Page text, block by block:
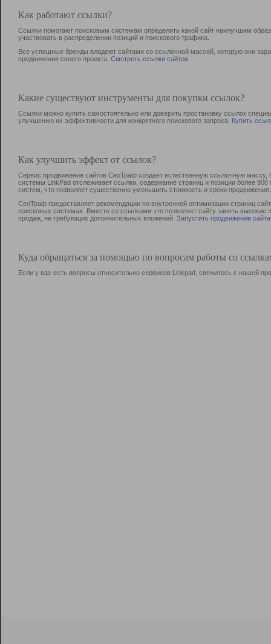
Как работают ссылки?
Ссылки помогают поисковым системам определить какой сайт наилучшим
участвовать в раcпределении позиций и поискового трафика.
Все успешные бренды владеют сайтами со ссылочной массой, которую они
продвижения своего проекта. Смотреть ссылки сайтов
Какие существуют инструменты для покупки ссылок?
Ссылки можно купить самостоятельно или доверить простановку ссылок
улучшению их эффективности для конкретного поискового запроса. Купить
Как улучшить эффект от ссылок?
Сервис продвижения сайтов СеоТраф создает естественную ссылочную
системы LinkPad отслеживает ссылки, содержание страниц и позиции более
систем, что позволяет существенно уменьшить стоимость и сроки продвижения.
СеоТраф предоставляет рекомендации по внутренней оптимизации страниц
поисковых системах. Вместе со ссылками это позволяет сайту занять
продаж, не требующих дополнительных вложений. Запустить продвижение сайта
Куда обращаться за помощью по вопросам работы со
Если у вас есть вопросы относительно сервисов Linkpad, свяжитесь с нашей